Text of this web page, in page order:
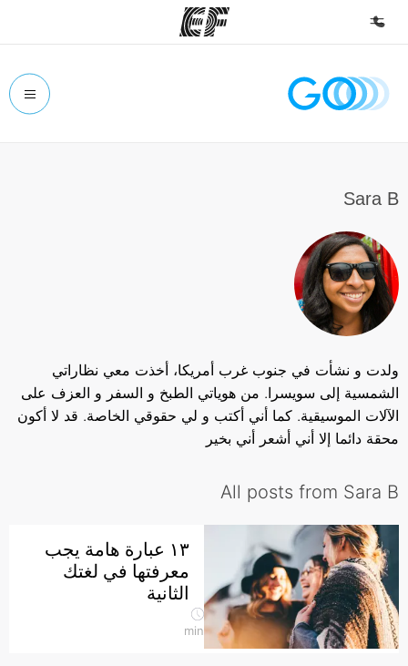
الصفحة الرئيسية
أعثر على مكتب قريب منك
نبذة عنا
من نحن
إنضم إلى الفريق
Sara B
ولدت و نشأت في جنوب غرب أمريكا، أخذت معي نظاراتي
الشمسية إلى سويسرا. من هوياتي الطبخ و السفر و العزف على
الآلات الموسيقية. كما أني أكتب و لي حقوقي الخاصة. قد لا أكون
محقة دائما إلا أني أشعر أني بخير
All posts from Sara B
١٣ عبارة هامة يجب
معرفتها في لغتك
الثانية
min